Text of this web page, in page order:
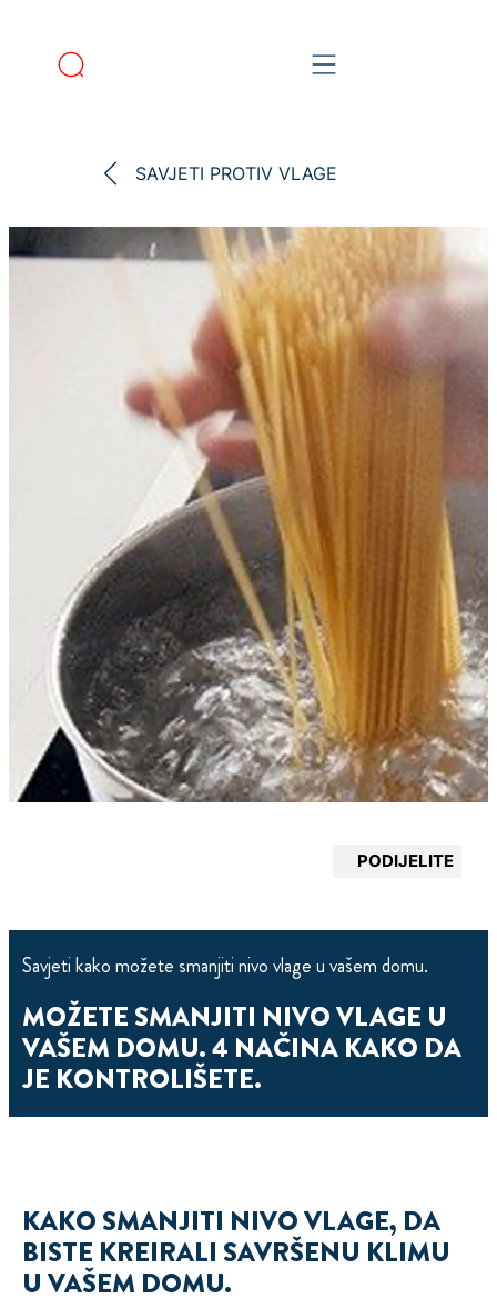
SAVJETI PROTIV VLAGE
PODIJELITE
Savjeti kako možete smanjiti nivo vlage u vašem domu.
MOŽETE SMANJITI NIVO VLAGE U
VAŠEM DOMU. 4 NAČINA KAKO DA
JE KONTROLIŠETE.
KAKO SMANJITI NIVO VLAGE, DA
BISTE KREIRALI SAVRŠENU KLIMU
U VAŠEM DOMU.